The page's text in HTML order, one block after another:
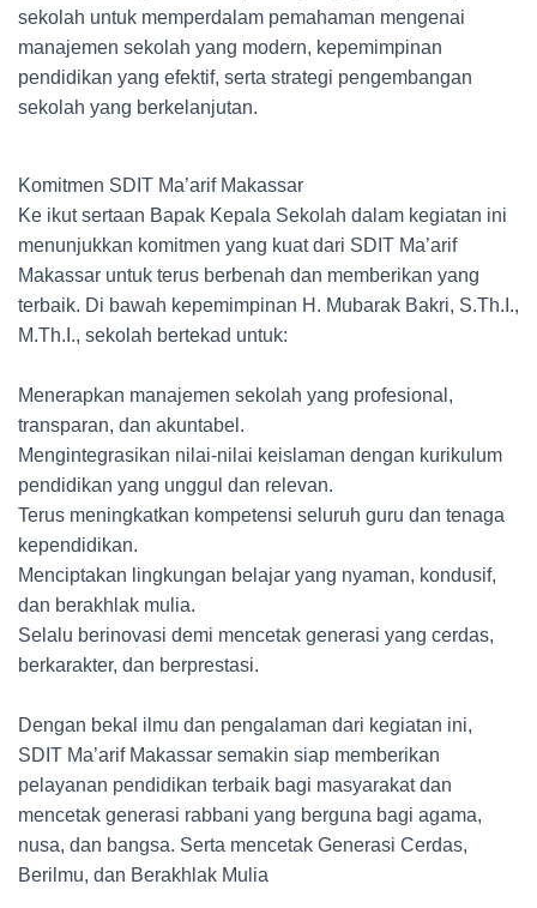
sekolah untuk memperdalam pemahaman mengenai
manajemen sekolah yang modern, kepemimpinan
pendidikan yang efektif, serta strategi pengembangan
sekolah yang berkelanjutan.
Komitmen SDIT Ma’arif Makassar
Ke ikut sertaan Bapak Kepala Sekolah dalam kegiatan ini
menunjukkan komitmen yang kuat dari SDIT Ma’arif
Makassar untuk terus berbenah dan memberikan yang
terbaik. Di bawah kepemimpinan H. Mubarak Bakri, S.Th.I.,
M.Th.I., sekolah bertekad untuk:
Menerapkan manajemen sekolah yang profesional,
transparan, dan akuntabel.
Mengintegrasikan nilai-nilai keislaman dengan kurikulum
pendidikan yang unggul dan relevan.
Terus meningkatkan kompetensi seluruh guru dan tenaga
kependidikan.
Menciptakan lingkungan belajar yang nyaman, kondusif,
dan berakhlak mulia.
Selalu berinovasi demi mencetak generasi yang cerdas,
berkarakter, dan berprestasi.
Dengan bekal ilmu dan pengalaman dari kegiatan ini,
SDIT Ma’arif Makassar semakin siap memberikan
pelayanan pendidikan terbaik bagi masyarakat dan
mencetak generasi rabbani yang berguna bagi agama,
nusa, dan bangsa. Serta mencetak Generasi Cerdas,
Berilmu, dan Berakhlak Mulia